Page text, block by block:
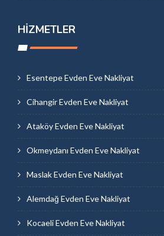
HIZMETLER
Esentepe Evden Eve Nakliyat
Cihangir Evden Eve Nakliyat
Ataköy Evden Eve Nakliyat
Okmeydanı Evden Eve Nakliyat
Maslak Evden Eve Nakliyat
Alemdağ Evden Eve Nakliyat
Kocaeli Evden Eve Nakliyat